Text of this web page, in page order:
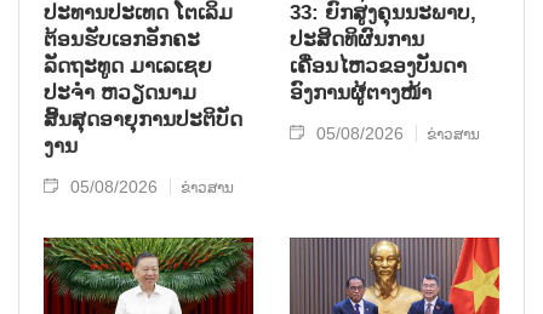
ປະທານປະເທດ ໂຕເລິມ
ຕ້ອນຮັບເອກອັກຄະ
ລັດຖະທູດ ມາເລເຊຍ
ປະຈຳ ຫວຽດນາມ
ສິ້ນສຸດອາຍຸການປະຕິບັດ
ງານ
05/08/2026 ຂ່າວສານ
33: ຍົກສູງຄຸນນະພາບ,
ປະສິດທິຜົນການ
ເຄື່ອນໄຫວຂອງບັນດາ
ອົງການຜູ້ຕາງໜ້າ
05/08/2026 ຂ່າວສານ